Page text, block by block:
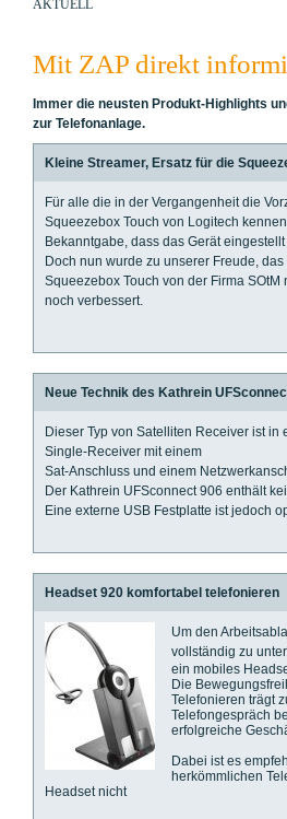
AKTUELL
Mit ZAP direkt
Immer die neusten Produkt-Highlights
zur Telefonanlage.
Kleine Streamer, Ersatz für die
Für alle die in der Vergangenheit die
Squeezebox Touch von Logitech
Bekanntgabe, dass das Gerät
Doch nun wurde zu unserer Freude,
Squeezebox Touch von der Firma
noch verbessert.
Neue Technik des Kathrein
Dieser Typ von Satelliten Receiver ist in
Single-Receiver mit einem
Sat-Anschluss und einem
Der Kathrein UFSconnect 906 enthält
Eine externe USB Festplatte ist jedoch
Headset 920 komfortabel telefonieren
Um den
vollständig zu
ein mobiles
Die
Telefonieren trägt
Telefongespräch
erfolgreiche
Dabei ist es
herkömmlichen
Headset nicht